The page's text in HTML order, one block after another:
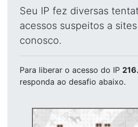
Seu IP fez diversas
acessos suspeitos a
conosco.
Para liberar o acesso do IP
responda ao desafio abaixo.